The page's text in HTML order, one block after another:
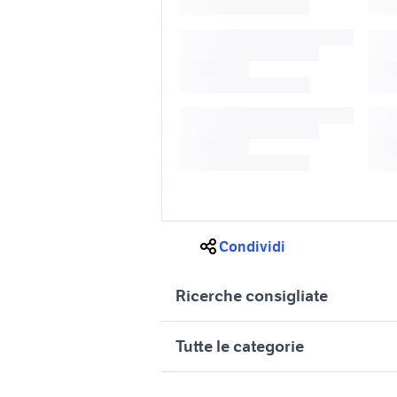
Condividi
Ricerche consigliate
s3 auto Puglia
peugeot veicoli commerciali
Tutte le categorie